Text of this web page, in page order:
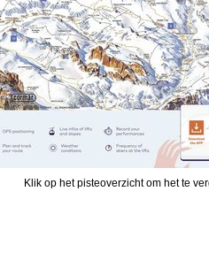
Klik op het pisteoverzicht om het te